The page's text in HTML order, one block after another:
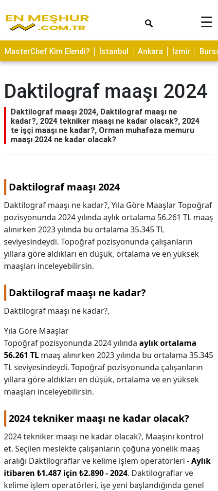
ASTROLOJİ
SAĞLIK
TARİFLERİ
GEZİLECEK
YERLER
CİLT
KAMP
HAMİLELİK
İLETİŞİM
☰
MasterChef Kim Elendi? İstanbul Ankara İzmir
Daktilograf maaşı 2024
Daktilograf maaşı 2024, Daktilograf maaşı ne
kadar?, 2024 tekniker maaşı ne kadar olacak?, 2024
te işçi maaşı ne kadar?, Orman muhafaza memuru
maaşı 2024 ne kadar olacak?
Daktilograf maaşı 2024
Daktilograf maaşı ne kadar?, Yıla Göre Maaşlar Topoğraf
pozisyonunda 2024 yılında aylık ortalama 56.261 TL maaş
alınırken 2023 yılında bu ortalama 35.345 TL
seviyesindeydi. Topoğraf pozisyonunda çalışanların
yıllara göre aldıkları en düşük, ortalama ve en yüksek
maaşları inceleyebilirsin.
Daktilograf maaşı ne kadar?
Daktilograf maaşı ne kadar?,
Yıla Göre Maaşlar
Topoğraf pozisyonunda 2024 yılında aylık ortalama
56.261 TL maaş alınırken 2023 yılında bu ortalama 35.345
TL seviyesindeydi. Topoğraf pozisyonunda çalışanların
yıllara göre aldıkları en düşük, ortalama ve en yüksek
maaşları inceleyebilirsin.
2024 tekniker maaşı ne kadar olacak?
2024 tekniker maaşı ne kadar olacak?, Maaşını kontrol
et. Seçilen meslekte çalışanların çoğuna yönelik maaş
aralığı Daktilograflar ve kelime işlem operatörleri -Aylık
itibaren ₺1.487 için ₺2.890 - 2024. Daktilograflar ve
kelime işlem operatörleri, işe yeni başlandığında genel